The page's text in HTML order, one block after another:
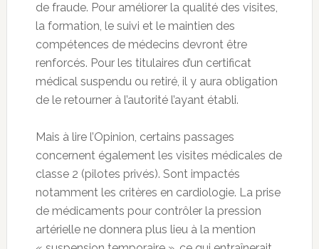
de fraude. Pour améliorer la qualité des visites,
la formation, le suivi et le maintien des
compétences de médecins devront être
renforcés. Pour les titulaires d’un certificat
médical suspendu ou retiré, il y aura obligation
de le retourner à l’autorité l’ayant établi.
Mais à lire l’Opinion, certains passages
concernent également les visites médicales de
classe 2 (pilotes privés). Sont impactés
notamment les critères en cardiologie. La prise
de médicaments pour contrôler la pression
artérielle ne donnera plus lieu à la mention